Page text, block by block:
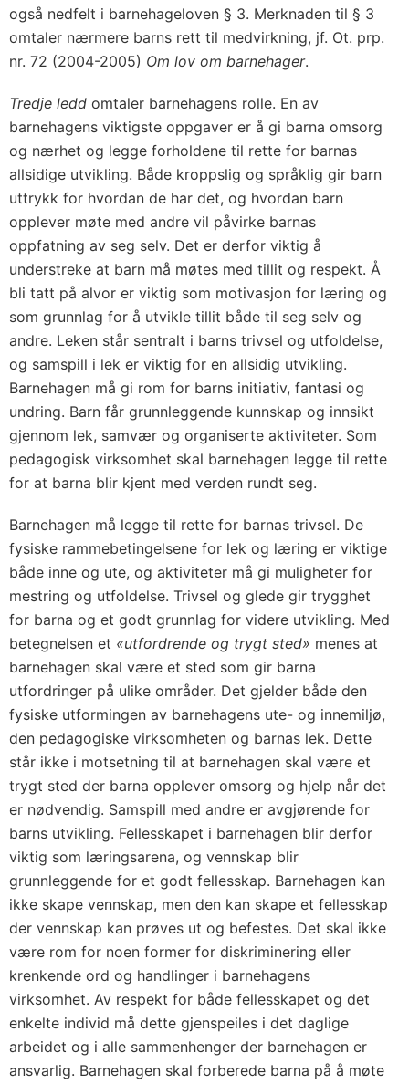
også nedfelt i barnehageloven § 3. Merknaden til § 3
omtaler nærmere barns rett til medvirkning, jf. Ot. prp.
nr. 72 (2004-2005) Om lov om barnehager.
Tredje ledd omtaler barnehagens rolle. En av
barnehagens viktigste oppgaver er å gi barna omsorg
og nærhet og legge forholdene til rette for barnas
allsidige utvikling. Både kroppslig og språklig gir barn
uttrykk for hvordan de har det, og hvordan barn
opplever møte med andre vil påvirke barnas
oppfatning av seg selv. Det er derfor viktig å
understreke at barn må møtes med tillit og respekt. Å
bli tatt på alvor er viktig som motivasjon for læring og
som grunnlag for å utvikle tillit både til seg selv og
andre. Leken står sentralt i barns trivsel og utfoldelse,
og samspill i lek er viktig for en allsidig utvikling.
Barnehagen må gi rom for barns initiativ, fantasi og
undring. Barn får grunnleggende kunnskap og innsikt
gjennom lek, samvær og organiserte aktiviteter. Som
pedagogisk virksomhet skal barnehagen legge til rette
for at barna blir kjent med verden rundt seg.
Barnehagen må legge til rette for barnas trivsel. De
fysiske rammebetingelsene for lek og læring er viktige
både inne og ute, og aktiviteter må gi muligheter for
mestring og utfoldelse. Trivsel og glede gir trygghet
for barna og et godt grunnlag for videre utvikling. Med
betegnelsen et «utfordrende og trygt sted» menes at
barnehagen skal være et sted som gir barna
utfordringer på ulike områder. Det gjelder både den
fysiske utformingen av barnehagens ute- og innemiljø,
den pedagogiske virksomheten og barnas lek. Dette
står ikke i motsetning til at barnehagen skal være et
trygt sted der barna opplever omsorg og hjelp når det
er nødvendig. Samspill med andre er avgjørende for
barns utvikling. Fellesskapet i barnehagen blir derfor
viktig som læringsarena, og vennskap blir
grunnleggende for et godt fellesskap. Barnehagen kan
ikke skape vennskap, men den kan skape et fellesskap
der vennskap kan prøves ut og befestes. Det skal ikke
være rom for noen former for diskriminering eller
krenkende ord og handlinger i barnehagens
virksomhet. Av respekt for både fellesskapet og det
enkelte individ må dette gjenspeiles i det daglige
arbeidet og i alle sammenhenger der barnehagen er
ansvarlig. Barnehagen skal forberede barna på å møte